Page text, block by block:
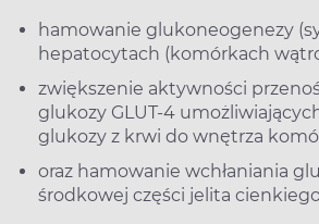
hamowanie glukoneogenezy
hepatocytach (komórkach
zwiększenie aktywności
glukozy GLUT-4
glukozy z krwi do wnętrza
oraz hamowanie wchłaniania
środkowej części jelita